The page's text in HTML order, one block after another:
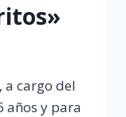
a cargo del
años y para